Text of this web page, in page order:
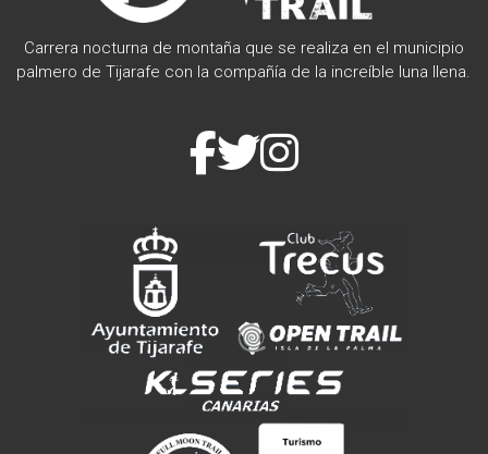
Carrera nocturna de montaña que se realiza en el municipio
palmero de Tijarafe con la compañía de la increíble luna llena.